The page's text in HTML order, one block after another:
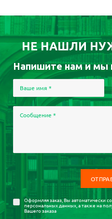
НЕ НАШЛИ
Напишите нам и мы
Ваше имя *
Сообщение *
Оформляя заказ, Вы автоматически
персональных данных, а также на
Вашего заказа